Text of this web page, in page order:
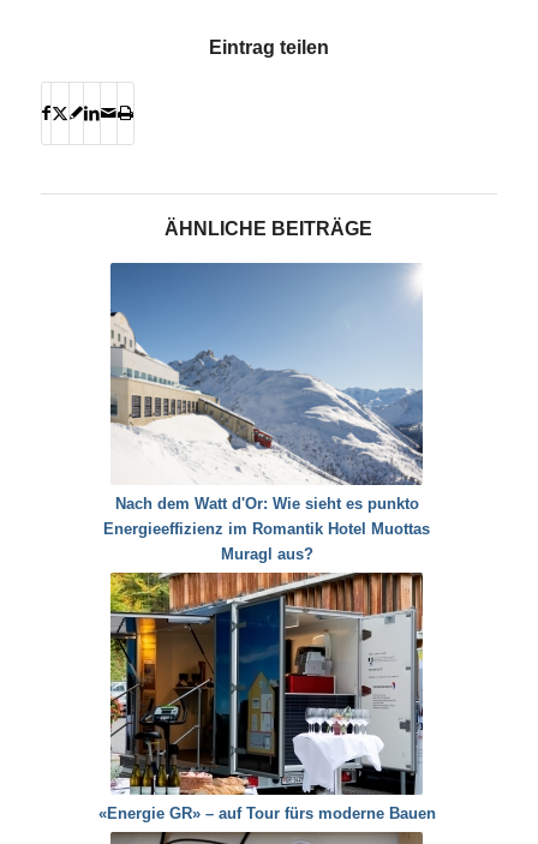
Eintrag teilen
ÄHNLICHE BEITRÄGE
Nach dem Watt d'Or: Wie sieht es punkto
Energieeffizienz im Romantik Hotel Muottas
Muragl aus?
«Energie GR» – auf Tour fürs moderne Bauen